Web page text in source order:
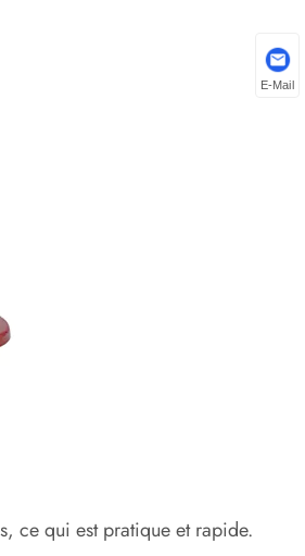
ce qui est pratique et rapide.
E-Mail